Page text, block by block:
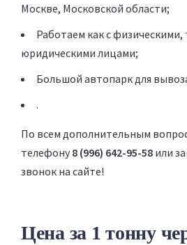
Москве, Московской области;
Работаем как с физическими,
юридическими лицами;
Большой автопарк для
.
По всем дополнительным
телефону 8 (996) 642-95-58 или
звонок на сайте!
Цена за 1 тонну